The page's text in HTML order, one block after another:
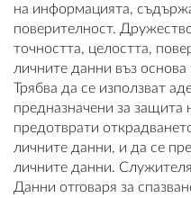
на информацията,
поверителност.
точността, целостта,
личните данни въз
Трябва да се използват
предназначени за защита
предотврати
личните данни, и да се
личните данни.
Данни отговаря за